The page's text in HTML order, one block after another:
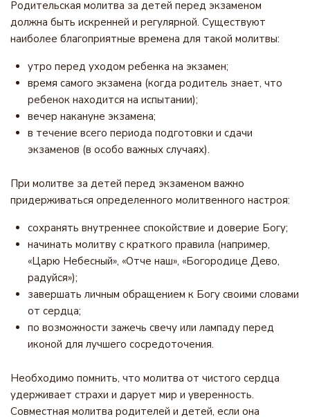
Родительская молитва за детей перед экзаменом
должна быть искренней и регулярной. Существуют
наиболее благоприятные времена для такой молитвы:
утро перед уходом ребенка на экзамен;
время самого экзамена (когда родитель знает, что
ребенок находится на испытании);
вечер накануне экзамена;
в течение всего периода подготовки и сдачи
экзаменов (в особо важных случаях).
При молитве за детей перед экзаменом важно
придерживаться определенного молитвенного настроя:
сохранять внутреннее спокойствие и доверие Богу;
начинать молитву с краткого правила (например,
«Царю Небесный», «Отче наш», «Богородице Дево,
радуйся»);
завершать личным обращением к Богу своими словами
от сердца;
по возможности зажечь свечу или лампаду перед
иконой для лучшего сосредоточения.
Необходимо помнить, что молитва от чистого сердца
удерживает страхи и дарует мир и уверенность.
Совместная молитва родителей и детей, если она